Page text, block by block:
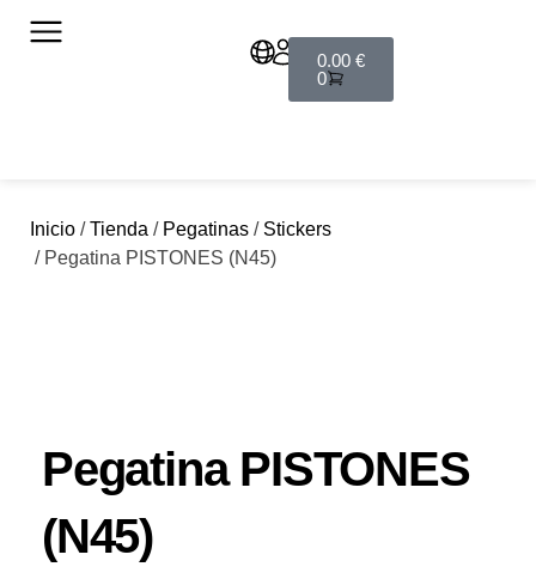
0.00 €
0
Inicio /Tienda / Pegatinas / Stickers
/ Pegatina PISTONES (N45)
Pegatina PISTONES
(N45)